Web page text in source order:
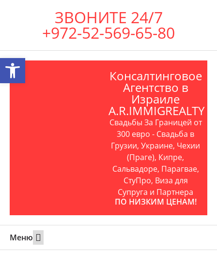
ЗВОНИТЕ 24/7
+972-52-569-65-80
Консалтинговое
Агентство в
Израиле
A.R.IMMIGREALTY
Свадьбы За Границей от
300 евро - Свадьба в
Грузии, Украине, Чехии
(Праге), Кипре,
Сальвадоре, Парагвае,
СтуПро, Виза для
Супруга и Партнера
ПО НИЗКИМ ЦЕНАМ!
Меню
Открыть панель инструментов